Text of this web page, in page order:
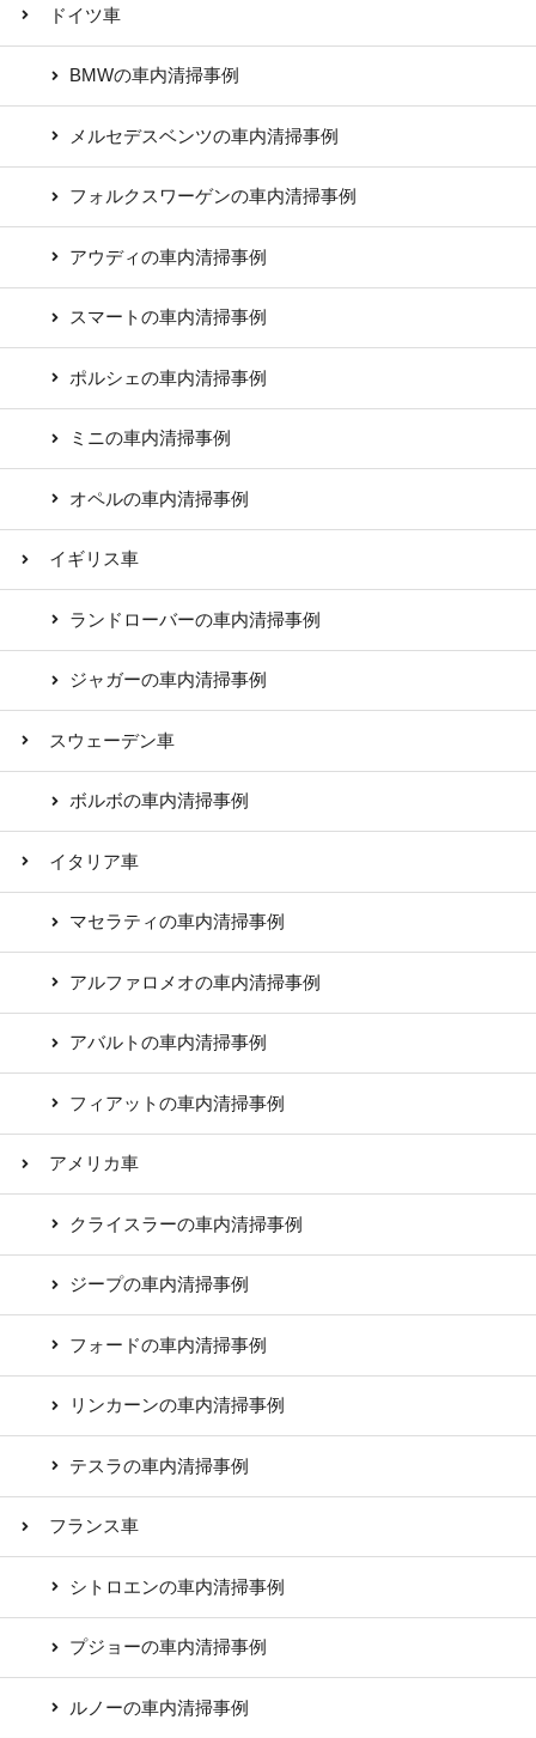
ドイツ車
BMWの車内清掃事例
メルセデスベンツの車内清掃事例
フォルクスワーゲンの車内清掃事例
アウディの車内清掃事例
スマートの車内清掃事例
ポルシェの車内清掃事例
ミニの車内清掃事例
オペルの車内清掃事例
イギリス車
ランドローバーの車内清掃事例
ジャガーの車内清掃事例
スウェーデン車
ボルボの車内清掃事例
イタリア車
マセラティの車内清掃事例
アルファロメオの車内清掃事例
アバルトの車内清掃事例
フィアットの車内清掃事例
アメリカ車
クライスラーの車内清掃事例
ジープの車内清掃事例
フォードの車内清掃事例
リンカーンの車内清掃事例
テスラの車内清掃事例
フランス車
シトロエンの車内清掃事例
プジョーの車内清掃事例
ルノーの車内清掃事例